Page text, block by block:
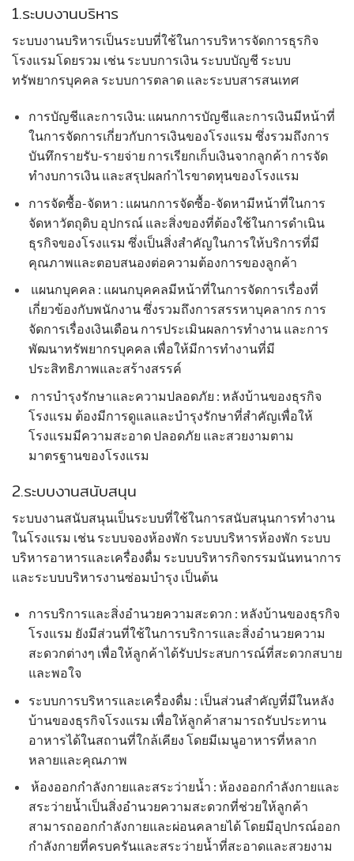
1.ระบบงานบริหาร
ระบบงานบริหารเป็นระบบที่ใช้ในการบริหารจัดการธุรกิจ
โรงแรมโดยรวม เช่น ระบบการเงิน ระบบบัญชี ระบบ
ทรัพยากรบุคคล ระบบการตลาด และระบบสารสนเทศ
การบัญชีและการเงิน: แผนกการบัญชีและการเงินมีหน้าที่
ในการจัดการเกี่ยวกับการเงินของโรงแรม ซึ่งรวมถึงการ
บันทึกรายรับ-รายจ่าย การเรียกเก็บเงินจากลูกค้า การจัด
ทำงบการเงิน และสรุปผลกำไรขาดทุนของโรงแรม
การจัดซื้อ-จัดหา : แผนกการจัดซื้อ-จัดหามีหน้าที่ในการ
จัดหาวัตถุดิบ อุปกรณ์ และสิ่งของที่ต้องใช้ในการดำเนิน
ธุรกิจของโรงแรม ซึ่งเป็นสิ่งสำคัญในการให้บริการที่มี
คุณภาพและตอบสนองต่อความต้องการของลูกค้า
แผนกบุคคล : แผนกบุคคลมีหน้าที่ในการจัดการเรื่องที่
เกี่ยวข้องกับพนักงาน ซึ่งรวมถึงการสรรหาบุคลากร การ
จัดการเรื่องเงินเดือน การประเมินผลการทำงาน และการ
พัฒนาทรัพยากรบุคคล เพื่อให้มีการทำงานที่มี
ประสิทธิภาพและสร้างสรรค์
การบำรุงรักษาและความปลอดภัย : หลังบ้านของธุรกิจ
โรงแรม ต้องมีการดูแลและบำรุงรักษาที่สำคัญเพื่อให้
โรงแรมมีความสะอาด ปลอดภัย และสวยงามตาม
มาตรฐานของโรงแรม
2.ระบบงานสนับสนุน
ระบบงานสนับสนุนเป็นระบบที่ใช้ในการสนับสนุนการทำงาน
ในโรงแรม เช่น ระบบจองห้องพัก ระบบบริหารห้องพัก ระบบ
บริหารอาหารและเครื่องดื่ม ระบบบริหารกิจกรรมนันทนาการ
และระบบบริหารงานซ่อมบำรุง เป็นต้น
การบริการและสิ่งอำนวยความสะดวก : หลังบ้านของธุรกิจ
โรงแรม ยังมีส่วนที่ใช้ในการบริการและสิ่งอำนวยความ
สะดวกต่างๆ เพื่อให้ลูกค้าได้รับประสบการณ์ที่สะดวกสบาย
และพอใจ
ระบบการบริหารและเครื่องดื่ม : เป็นส่วนสำคัญที่มีในหลัง
บ้านของธุรกิจโรงแรม เพื่อให้ลูกค้าสามารถรับประทาน
อาหารได้ในสถานที่ใกล้เคียง โดยมีเมนูอาหารที่หลาก
หลายและคุณภาพ
ห้องออกกำลังกายและสระว่ายน้ำ : ห้องออกกำลังกายและ
สระว่ายน้ำเป็นสิ่งอำนวยความสะดวกที่ช่วยให้ลูกค้า
สามารถออกกำลังกายและผ่อนคลายได้ โดยมีอุปกรณ์ออก
กำลังกายที่ครบครันและสระว่ายน้ำที่สะอาดและสวยงาม